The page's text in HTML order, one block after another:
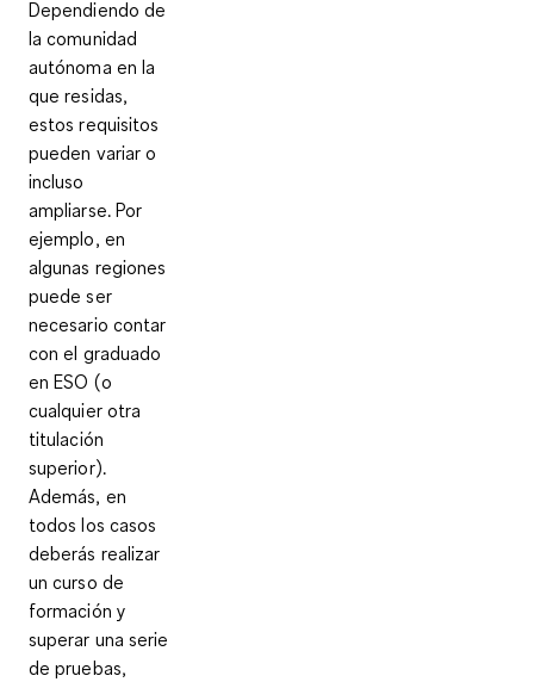
Dependiendo de
la comunidad
autónoma en la
que residas,
estos requisitos
pueden variar o
incluso
ampliarse. Por
ejemplo, en
algunas regiones
puede ser
necesario contar
con el graduado
en ESO (o
cualquier otra
titulación
superior).
Además, en
todos los casos
deberás realizar
un curso de
formación y
superar una serie
de pruebas,